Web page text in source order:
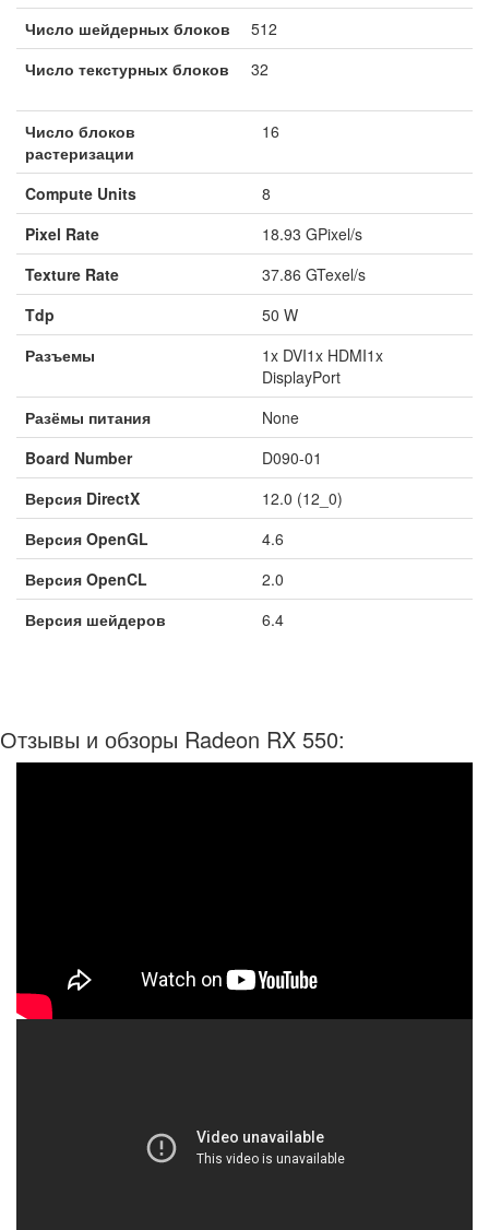
Число шейдерных блоков
512
Число текстурных блоков
32
Число блоков
растеризации
16
Compute Units
8
Pixel Rate
18.93 GPixel/s
Texture Rate
37.86 GTexel/s
Tdp
50 W
Разъемы
1x DVI1x HDMI1x
DisplayPort
Разёмы питания
None
Board Number
D090-01
Версия DirectX
12.0 (12_0)
Версия OpenGL
4.6
Версия OpenCL
2.0
Версия шейдеров
6.4
Отзывы и обзоры Radeon RX 550: